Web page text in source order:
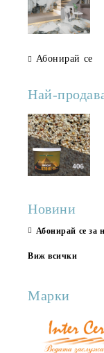
Абонирай се
Най-
Новини
Абонирай се за
Виж всички
Марки